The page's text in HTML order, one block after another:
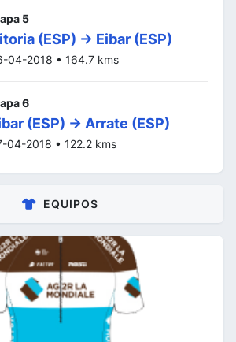
5
(ESP) -> Eibar (ESP)
04-2018 • 164.7 kms
6
(ESP) -> Arrate (ESP)
04-2018 • 122.2 kms
EQUIPOS